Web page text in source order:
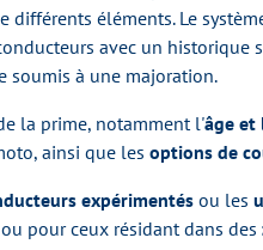
différents éléments. Le
avec un
soumis à une majoration.
la prime, notamment l'âge et
ainsi que les options de
expérimentés ou les
ou pour ceux résidant dans des